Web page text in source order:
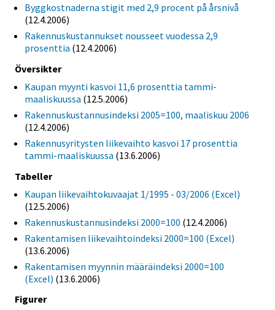
Byggkostnaderna stigit med 2,9 procent på årsnivå
(12.4.2006)
Rakennuskustannukset nousseet vuodessa 2,9
prosenttia (12.4.2006)
Översikter
Kaupan myynti kasvoi 11,6 prosenttia tammi-
maaliskuussa (12.5.2006)
Rakennuskustannusindeksi 2005=100, maaliskuu 2006
(12.4.2006)
Rakennusyritysten liikevaihto kasvoi 17 prosenttia
tammi-maaliskuussa (13.6.2006)
Tabeller
Kaupan liikevaihtokuvaajat 1/1995 - 03/2006 (Excel)
(12.5.2006)
Rakennuskustannusindeksi 2000=100 (12.4.2006)
Rakentamisen liikevaihtoindeksi 2000=100 (Excel)
(13.6.2006)
Rakentamisen myynnin määräindeksi 2000=100
(Excel) (13.6.2006)
Figurer